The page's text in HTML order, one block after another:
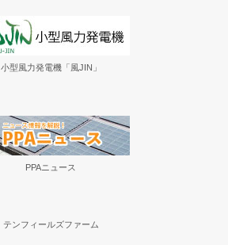
小型風力発電機「風JIN」
PPAニュース